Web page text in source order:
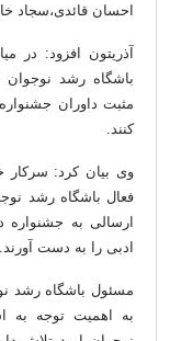
احسان قائدی،سجاد
آذریتون افزود: در
باشگاه رشد نوجوان
مثبت داوران
کنند.
وی بیان کرد: سرکار
ارسالی به جشنواره
ادبی را به دست آورند.
مسئول باشگاه رشد
به اهمیت توجه به